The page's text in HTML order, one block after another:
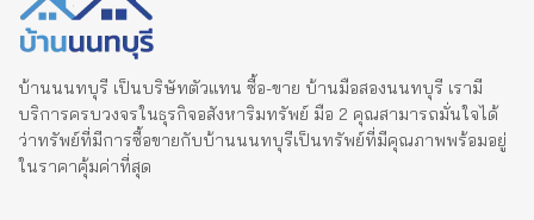
บ้านนนทบุรี เป็นบริษัทตัวแทน ซื้อ-ขาย บ้านมือสองนนทบุรี เรามี
บริการครบวงจรในธุรกิจอสังหาริมทรัพย์ มือ 2 คุณสามารถมั่นใจได้
ว่าทรัพย์ที่มีการซื้อขายกับบ้านนนทบุรีเป็นทรัพย์ที่มีคุณภาพพร้อมอยู่
ในราคาคุ้มค่าที่สุด